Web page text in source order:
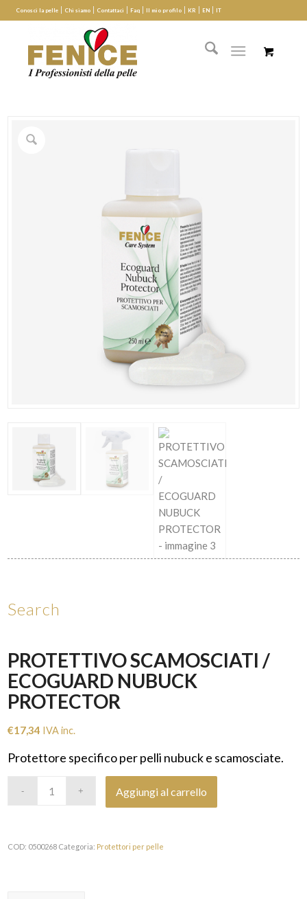
Conosci la pelle Chi siamo Contattaci Faq Il mio profilo KR EN IT
Search
PROTETTIVO SCAMOSCIATI /
ECOGUARD NUBUCK
PROTECTOR
€17,34 IVA inc.
Protettore specifico per pelli nubuck e scamosciate.
Aggiungi al carrello
COD: 0500268 Categoria: Protettori per pelle